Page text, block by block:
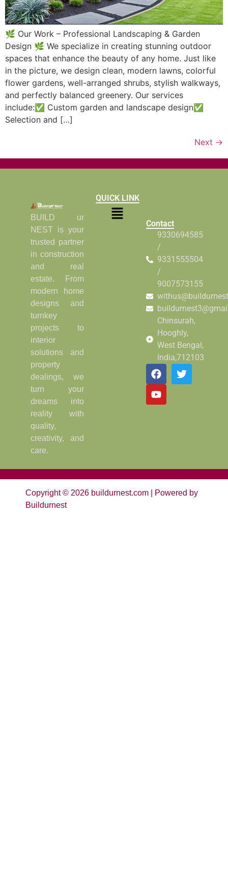
🌿 Our Work – Professional Landscaping & Garden
Design 🌿 We specialize in creating stunning outdoor
spaces that enhance the beauty of any home. Just like
in the picture, we design clean, modern lawns, colorful
flower gardens, well-arranged shrubs, stylish walkways,
and perfectly balanced greenery. Our services
include:✅ Custom garden and landscape design✅
Selection and […]
Next →
BUILD ur
NEST is your
trusted partner
in construction
and real
estate. From
modern home
designs and
turnkey
projects to
interior
solutions and
property
dealings, we
turn your
dreams into
reality with
quality,
creativity, and
care.
QUICK LINK
Contact
9330694585
/
9331555504
/
9007573155
Chinsurah,
Hooghly,
West Bengal,
India,712103
Copyright © 2026 buildurnest.com | Powered by
Buildurnest